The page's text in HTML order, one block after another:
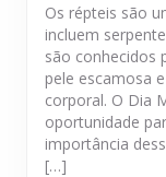
Os répteis são
incluem
são conhecidos
pele escamosa
corporal. O Dia
oportunidade
importância
[…]